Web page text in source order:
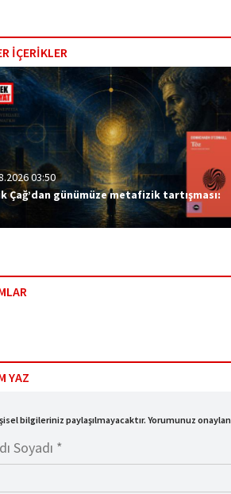
İÇERİKLER
03:50
Çağ’dan günümüze metafizik tartışması:
YAZ
bilgileriniz paylaşılmayacaktır. Yorumunuz
Soyadı *